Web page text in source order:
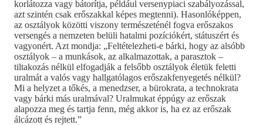
korlátozza vagy bátorítja, például versenypiaci szabályozással,
azt szintén csak erőszakkal képes megtenni). Hasonlóképpen,
az osztályok közötti viszony természeténél fogva erőszakos
versengés a nemzeten belüli hatalmi pozíciókért, státuszért és
vagyonért. Azt mondja: „Feltételezheti-e bárki, hogy az alsóbb
osztályok – a munkások, az alkalmazottak, a parasztok –
tiltakozás nélkül elfogadják a felsőbb osztályok életük feletti
uralmát a valós vagy hallgatólagos erőszakfenyegetés nélkül?
Mi a helyzet a tőkés, a menedzser, a bürokrata, a technokrata
vagy bárki más uralmával? Uralmukat éppúgy az erőszak
alapozza meg és tartja fenn, még akkor is, ha ez az erőszak
álcázott és rejtett.”